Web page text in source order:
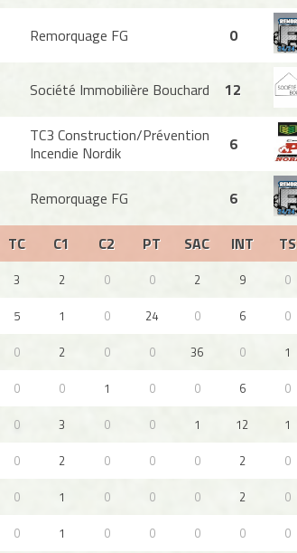
Remorquage FG 0
Société Immobilière Bouchard 12
TC3 Construction/Prévention
Incendie Nordik
6
Remorquage FG 6
TC C1 C2 PT SAC INT TS
3 2 0 0 2 9 0
5 1 0 24 0 6 0
0 2 0 0 36 0 1
0 0 1 0 0 6 0
0 3 0 0 1 12 1
0 2 0 0 0 2 0
0 1 0 0 0 2 0
0 1 0 0 0 0 0